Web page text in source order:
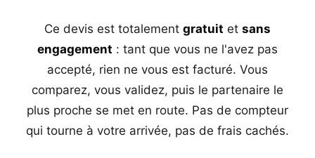
Ce devis est totalement gratuit et sans
engagement : tant que vous ne l'avez pas
accepté, rien ne vous est facturé. Vous
comparez, vous validez, puis le partenaire le
plus proche se met en route. Pas de compteur
qui tourne à votre arrivée, pas de frais cachés.